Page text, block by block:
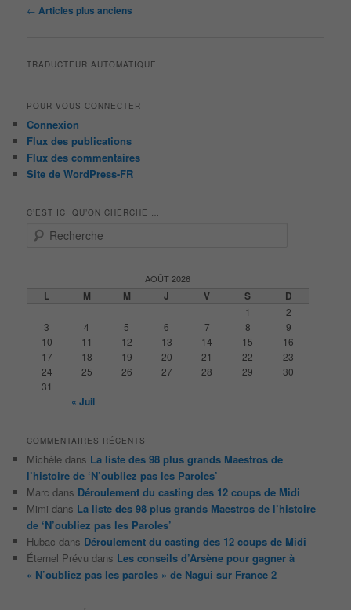
Navigation
← Articles plus anciens
TRADUCTEUR AUTOMATIQUE
POUR VOUS CONNECTER
Connexion
Flux des publications
Flux des commentaires
Site de WordPress-FR
C’EST ICI QU’ON CHERCHE …
AOÛT 2026
L M M J V S D
1
2
3
4 5 6 7 8
9
10
11 12 13 14 15
16
17
18 19 20 21 22
23
24
25 26 27 28 29
30
31
« Juil
COMMENTAIRES RÉCENTS
Michèle dans La liste des 98 plus grands Maestros de
l’histoire de ‘N’oubliez pas les Paroles’
Marc dans Déroulement du casting des 12 coups de Midi
Mimi dans La liste des 98 plus grands Maestros de l’histoire
de ‘N’oubliez pas les Paroles’
Hubac dans Déroulement du casting des 12 coups de Midi
Éternel Prévu dans Les conseils d’Arsène pour gagner à
« N’oubliez pas les paroles » de Nagui sur France 2